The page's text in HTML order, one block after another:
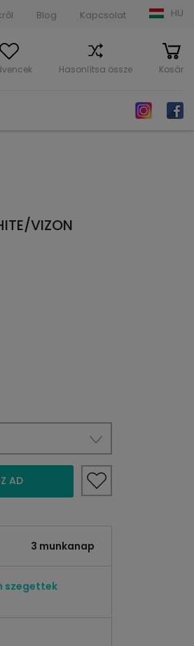
Blog Kapcsolat HU
Hasonlítsa össze Kosár
VIZON
AD
3 munkanap
szegettek